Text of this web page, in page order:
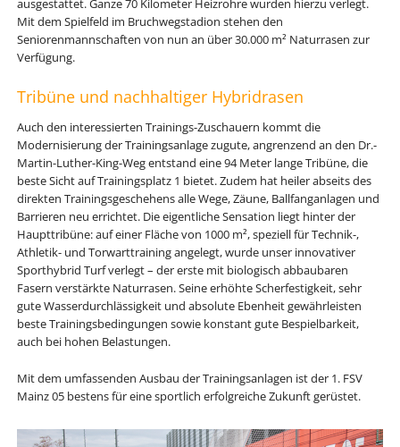
ausgestattet. Ganze 70 Kilometer Heizrohre wurden hierzu verlegt.
Mit dem Spielfeld im Bruchwegstadion stehen den
Seniorenmannschaften von nun an über 30.000 m² Naturrasen zur
Verfügung.
Tribüne und nachhaltiger Hybridrasen
Auch den interessierten Trainings-Zuschauern kommt die
Modernisierung der Trainingsanlage zugute, angrenzend an den Dr.-
Martin-Luther-King-Weg entstand eine 94 Meter lange Tribüne, die
beste Sicht auf Trainingsplatz 1 bietet. Zudem hat heiler abseits des
direkten Trainingsgeschehens alle Wege, Zäune, Ballfanganlagen und
Barrieren neu errichtet. Die eigentliche Sensation liegt hinter der
Haupttribüne: auf einer Fläche von 1000 m², speziell für Technik-,
Athletik- und Torwarttraining angelegt, wurde unser innovativer
Sporthybrid Turf verlegt – der erste mit biologisch abbaubaren
Fasern verstärkte Naturrasen. Seine erhöhte Scherfestigkeit, sehr
gute Wasserdurchlässigkeit und absolute Ebenheit gewährleisten
beste Trainingsbedingungen sowie konstant gute Bespielbarkeit,
auch bei hohen Belastungen.
Mit dem umfassenden Ausbau der Trainingsanlagen ist der 1. FSV
Mainz 05 bestens für eine sportlich erfolgreiche Zukunft gerüstet.